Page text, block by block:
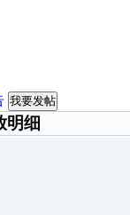
我要发帖
明细